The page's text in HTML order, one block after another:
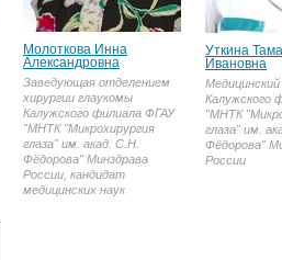
Молоткова Инна
Александровна
Заведующая отделением
хирургии глаукомы
Калужского филиала ФГАУ
"МНТК "Микрохирургия
глаза" им. акад. С.Н.
Фёдорова" Минздрава
России, кандидат
медицинских наук
Уткина
Ивановна
Калужского
"МНТК
глаза" им.
Фёдорова"
России